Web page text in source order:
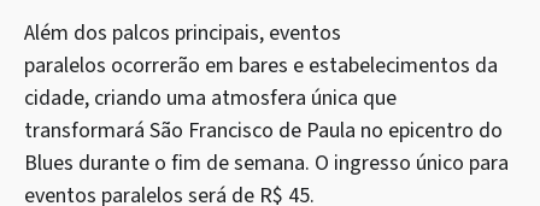
Além dos palcos principais, eventos
paralelos ocorrerão em bares e estabelecimentos da
cidade, criando uma atmosfera única que
transformará São Francisco de Paula no epicentro do
Blues durante o fim de semana. O ingresso único para
eventos paralelos será de R$ 45.